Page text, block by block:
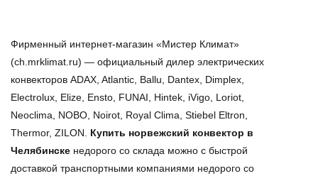
Фирменный интернет-магазин «Мистер Климат»
(ch.mrklimat.ru) — официальный дилер электрических
конвекторов ADAX, Atlantic, Ballu, Dantex, Dimplex,
Electrolux, Elize, Ensto, FUNAI, Hintek, iVigo, Loriot,
Neoclima, NOBO, Noirot, Royal Clima, Stiebel Eltron,
Thermor, ZILON. Купить норвежский конвектор в
Челябинске недорого со склада можно с быстрой
доставкой транспортными компаниями недорого со